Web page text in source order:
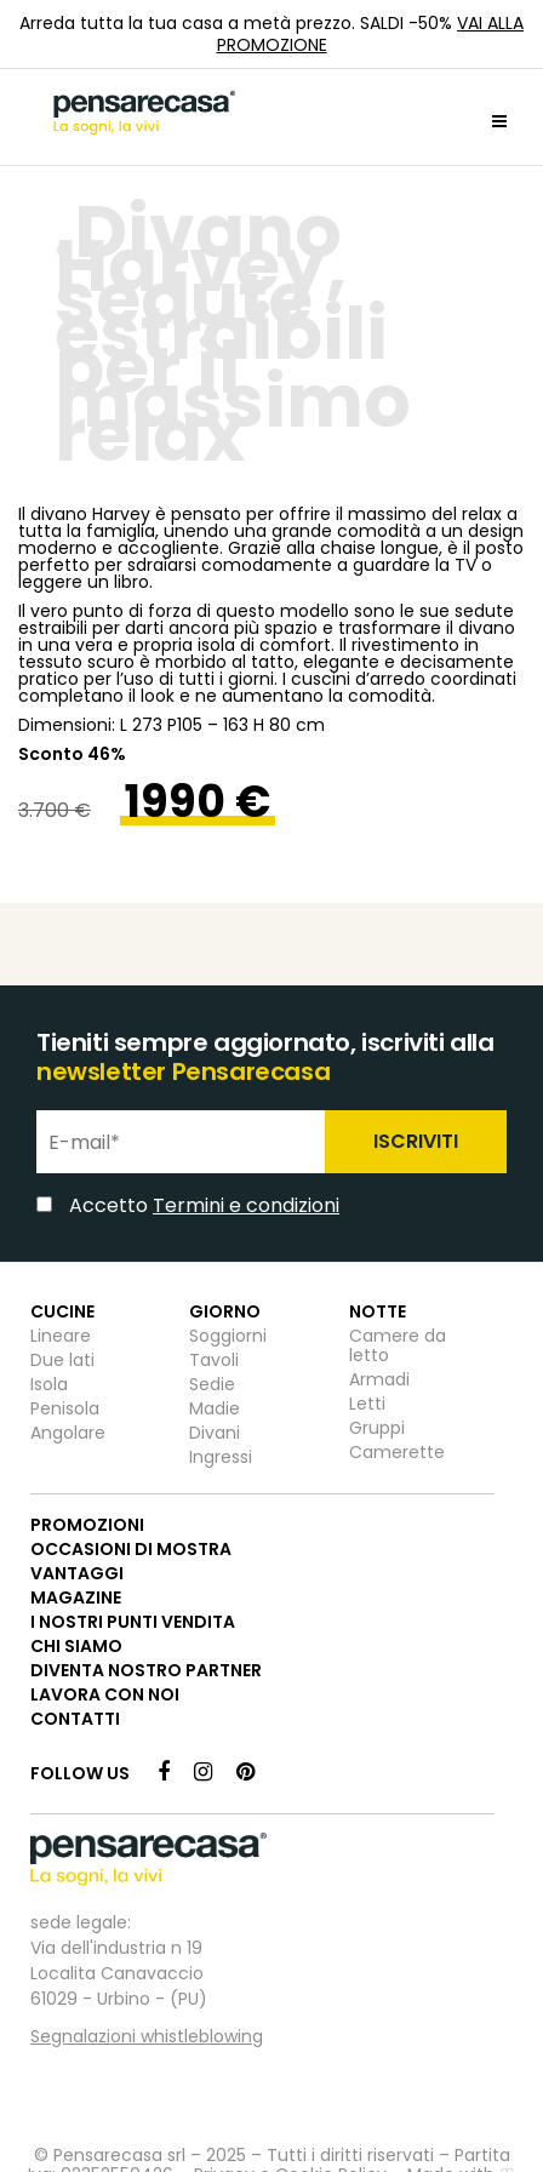
Arreda tutta la tua casa a metà prezzo. SALDI -50% VAI ALLA
PROMOZIONE
Divano
Harvey,
sedute
estraibili
per il
massimo
relax
Il divano Harvey è pensato per offrire il massimo del relax a
tutta la famiglia, unendo una grande comodità a un design
moderno e accogliente. Grazie alla chaise longue, è il posto
perfetto per sdraiarsi comodamente a guardare la TV o
leggere un libro.
Il vero punto di forza di questo modello sono le sue sedute
estraibili per darti ancora più spazio e trasformare il divano
in una vera e propria isola di comfort. Il rivestimento in
tessuto scuro è morbido al tatto, elegante e decisamente
pratico per l’uso di tutti i giorni. I cuscini d’arredo coordinati
completano il look e ne aumentano la comodità.
Dimensioni: L 273 P105 – 163 H 80 cm
Sconto 46%
3.700 € 1990 €
Tieniti sempre aggiornato, iscriviti alla
newsletter Pensarecasa
ISCRIVITI
Accetto Termini e condizioni
CUCINE
Lineare
Due lati
Isola
Penisola
Angolare
GIORNO
Soggiorni
Tavoli
Sedie
Madie
Divani
Ingressi
NOTTE
Camere da
letto
Armadi
Letti
Gruppi
Camerette
PROMOZIONI
OCCASIONI DI MOSTRA
VANTAGGI
MAGAZINE
I NOSTRI PUNTI VENDITA
CHI SIAMO
DIVENTA NOSTRO PARTNER
LAVORA CON NOI
CONTATTI
FOLLOW US
sede legale:
Via dell'industria n 19
Localita Canavaccio
61029 - Urbino - (PU)
Segnalazioni whistleblowing
© Pensarecasa srl – 2025 – Tutti i diritti riservati – Partita